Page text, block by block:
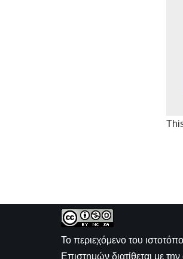
Το περιεχόμενο του
Επιστημών διατίθεται με